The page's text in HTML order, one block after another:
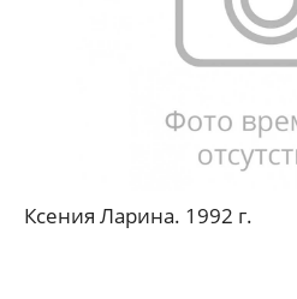
Ксения Ларина. 1992 г.